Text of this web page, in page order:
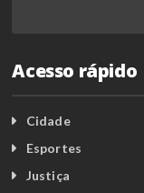
Acesso rápido
Cidade
Esportes
Justiça